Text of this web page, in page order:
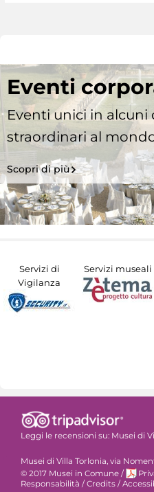
Eventi
Eventi unici in alcuni
straordinari al
Scopri di più
Servizi di
Vigilanza
Servizi museali
Leggi le recensioni su: Musei di
Musei di Villa Torlonia, via
© 2017 Musei in Comune /
Responsabilità /Credits /